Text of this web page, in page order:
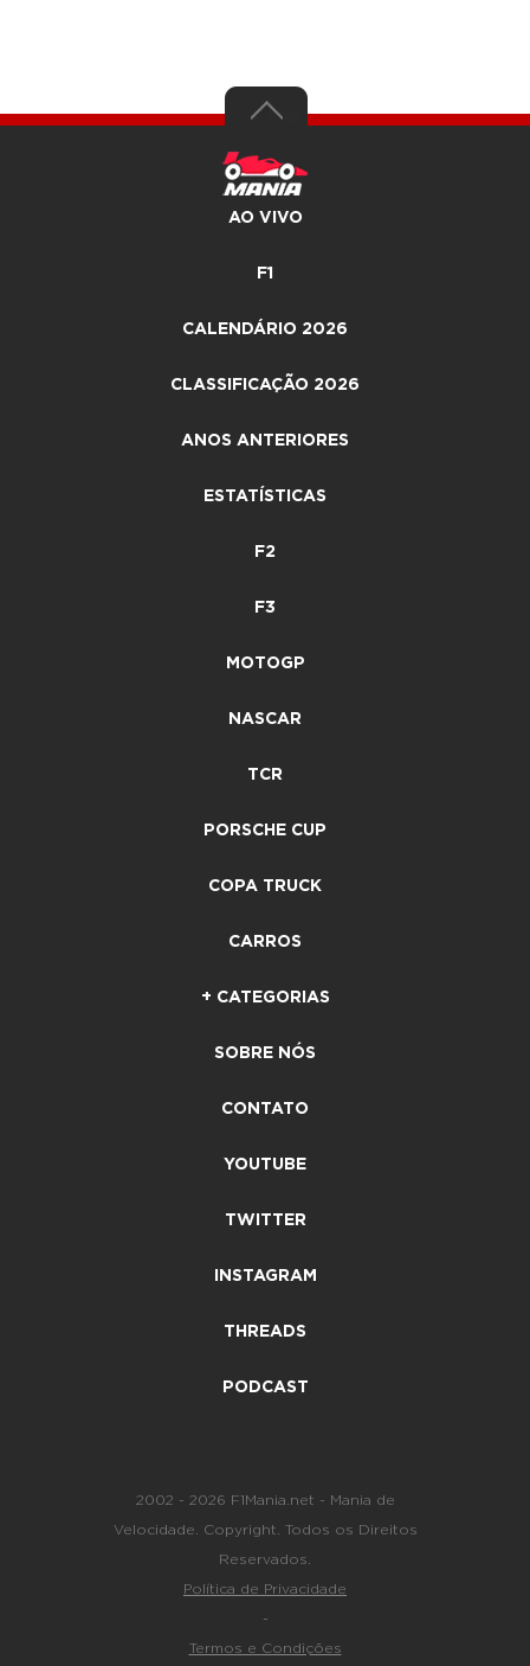
AO VIVO
F1
CALENDÁRIO 2026
CLASSIFICAÇÃO 2026
ANOS ANTERIORES
ESTATÍSTICAS
F2
F3
MOTOGP
NASCAR
TCR
PORSCHE CUP
COPA TRUCK
CARROS
+ CATEGORIAS
SOBRE NÓS
CONTATO
YOUTUBE
TWITTER
INSTAGRAM
THREADS
PODCAST
2002 - 2026 F1Mania.net - Mania de
Velocidade. Copyright. Todos os Direitos
Reservados.
Política de Privacidade
-
Termos e Condições